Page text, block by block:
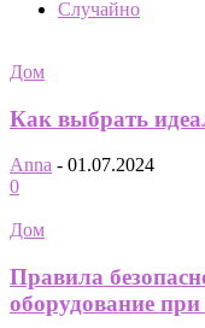
Случайно
Дом
Как выбрать
Anna - 01.07.2024
0
Дом
Правила
оборудование